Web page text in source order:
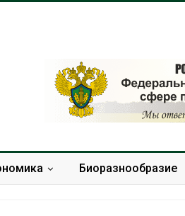
Биоразнообразие